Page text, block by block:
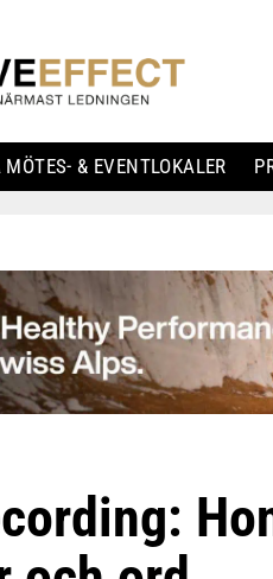
& EVENTLOKALER